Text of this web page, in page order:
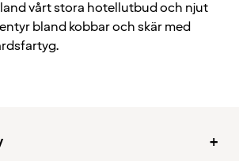
vårt stora hotellutbud och njut
bland kobbar och skär med